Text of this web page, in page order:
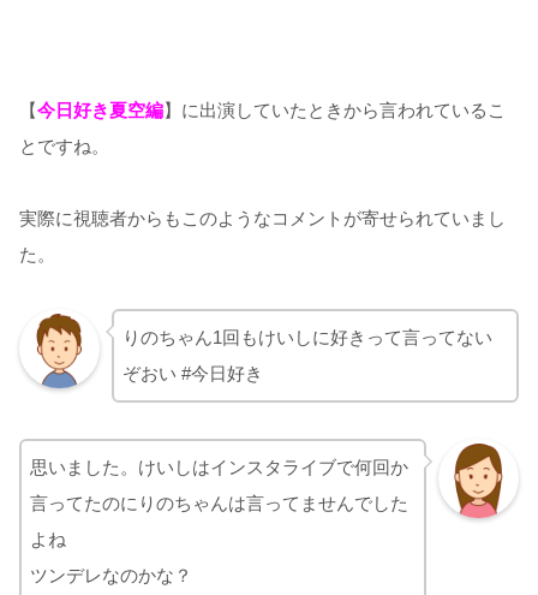
【今日好き夏空編】に出演していたときから言われているこ
とですね。
実際に視聴者からもこのようなコメントが寄せられていまし
た。
りのちゃん1回もけいしに好きって言ってない
ぞおい #今日好き
思いました。けいしはインスタライブで何回か
言ってたのにりのちゃんは言ってませんでした
よね
ツンデレなのかな？